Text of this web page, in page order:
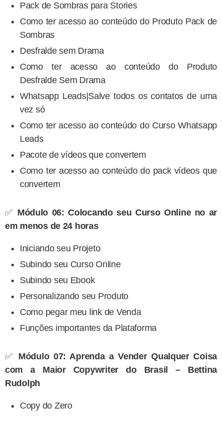
Pack de Sombras para Stories
Como ter acesso ao conteúdo do Produto Pack de
Sombras
Desfralde sem Drama
Como ter acesso ao conteúdo do Produto
Desfralde Sem Drama
Whatsapp Leads|Salve todos os contatos de uma
vez só
Como ter acesso ao conteúdo do Curso Whatsapp
Leads
Pacote de vídeos que convertem
Como ter acesso ao conteúdo do pack vídeos que
convertem
✅ Módulo 06: Colocando seu Curso Online no ar
em menos de 24 horas
Iniciando seu Projeto
Subindo seu Curso Online
Subindo seu Ebook
Personalizando seu Produto
Como pegar meu link de Venda
Funções importantes da Plataforma
✅
Módulo 07: Aprenda a Vender Qualquer Coisa
com a Maior Copywriter do Brasil – Bettina
Rudolph
Copy do Zero